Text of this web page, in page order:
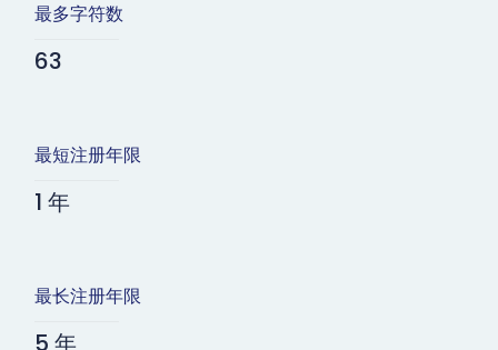
最多字符数
63
最短注册年限
1 年
最长注册年限
5 年